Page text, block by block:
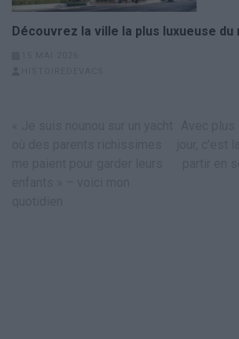
Découvrez la ville la plus luxueuse du